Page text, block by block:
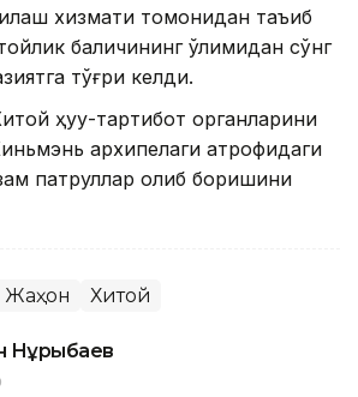
хизмати томонидан таъқиб
балиқчининг ўлимидан сўнг
тўғри келди.
ҳуқуқ-тартибот органларини
архипелаги атрофидаги
патруллар олиб боришини
Жаҳон Хитой
Нұрыбаев